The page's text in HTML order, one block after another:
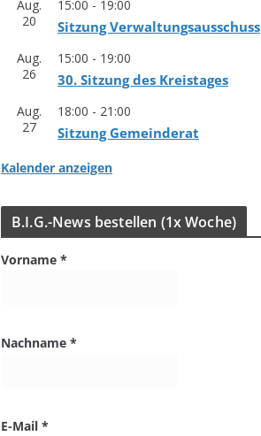
Aug.
20
15:00 - 19:00
Sit­zung Verwaltungsausschuss
Aug.
26
15:00 - 19:00
30. Sit­zung des Kreistages
Aug.
27
18:00 - 21:00
Sit­zung Gemeinderat
Kalender anzeigen
B.I.G.-News bestel­len (1x Woche)
Vorname *
Nachname *
E-Mail *